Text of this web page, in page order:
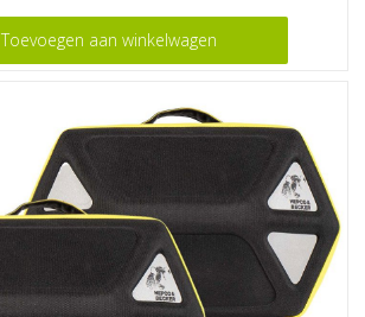
Toevoegen aan winkelwagen